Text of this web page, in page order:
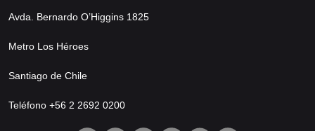
Avda. Bernardo O’Higgins 1825
Metro Los Héroes
Santiago de Chile
Teléfono +56 2 2692 0200